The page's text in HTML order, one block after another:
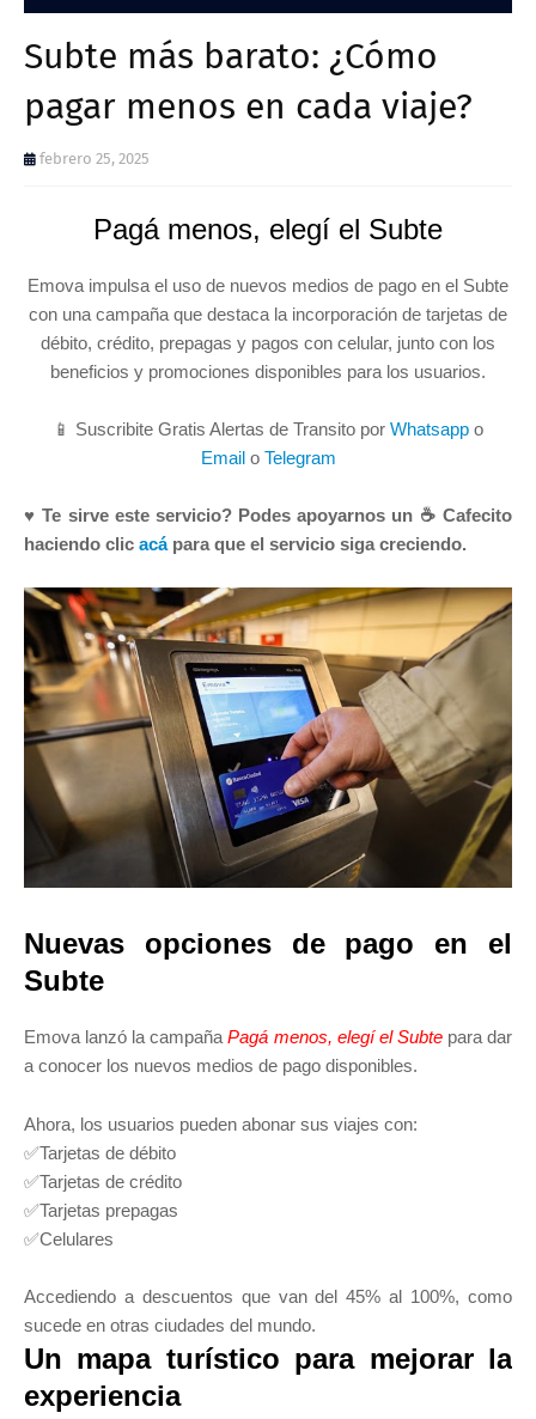
Subte más barato: ¿Cómo
pagar menos en cada viaje?
febrero 25, 2025
Pagá menos, elegí el Subte
Emova impulsa el uso de nuevos medios de pago en el Subte
con una campaña que destaca la incorporación de tarjetas de
débito, crédito, prepagas y pagos con celular, junto con los
beneficios y promociones disponibles para los usuarios.
📱 Suscribite Gratis Alertas de Transito por Whatsapp o
Emailo Telegram
♥ Te sirve este servicio? Podes apoyarnos un ☕ Cafecito
haciendo clic acápara que el servicio siga creciendo.
Nuevas opciones de pago en el
Subte
Emova lanzó la campañaPagá menos, elegí el Subtepara dar
a conocer los nuevos medios de pago disponibles.
Ahora, los usuarios pueden abonar sus viajes con:
✅Tarjetas de débito
✅Tarjetas de crédito
✅Tarjetas prepagas
✅Celulares
Accediendo a descuentos que van del 45% al 100%, como
sucede en otras ciudades del mundo.
Un mapa turístico para mejorar la
experiencia